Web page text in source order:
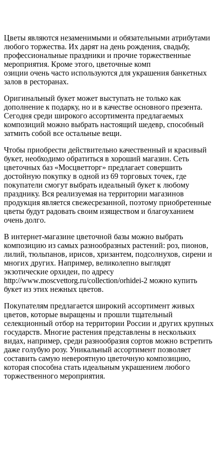
Цветы являются незаменимыми и обязательными атрибутами
любого торжества. Их дарят на день рождения, свадьбу,
профессиональные праздники и прочие торжественные
мероприятия. Кроме этого, цветочные комп
озиции очень часто используются для украшения банкетных
залов в ресторанах.
Оригинальный букет может выступать не только как
дополнение к подарку, но и в качестве основного презента.
Сегодня среди широкого ассортимента предлагаемых
композиций можно выбрать настоящий шедевр, способный
затмить собой все остальные вещи.
Чтобы приобрести действительно качественный и красивый
букет, необходимо обратиться в хороший магазин. Сеть
цветочных баз «Мосцветторг» предлагает совершить
достойную покупку в одной из 69 торговых точек, где
покупатели смогут выбрать идеальный букет к любому
празднику. Вся реализуемая на территории магазинов
продукция является свежесрезанной, поэтому приобретенные
цветы будут радовать своим изяществом и благоуханием
очень долго.
В интернет-магазине цветочной базы можно выбрать
композицию из самых разнообразных растений: роз, пионов,
лилий, тюльпанов, ирисов, хризантем, подсолнухов, сирени и
многих других. Например, великолепно выглядят
экзотические орхидеи, по адресу
http://www.moscvettorg.ru/collection/orhidei-2 можно купить
букет из этих нежных цветов.
Покупателям предлагается широкий ассортимент живых
цветов, которые выращены и прошли тщательный
селекционный отбор на территории России и других крупных
государств. Многие растения представлены в нескольких
видах, например, среди разнообразия сортов можно встретить
даже голубую розу. Уникальный ассортимент позволяет
составить самую невероятную цветочную композицию,
которая способна стать идеальным украшением любого
торжественного мероприятия.